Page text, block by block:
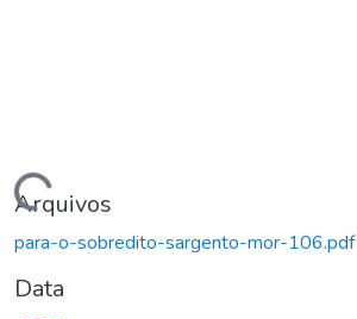
Carregando...
Arquivos
para-o-sobredito-sargento-mor-106.pdf
Data